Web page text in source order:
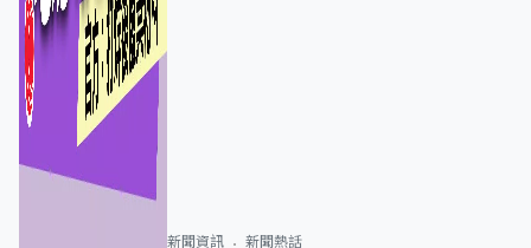
新聞資訊 新聞熱話